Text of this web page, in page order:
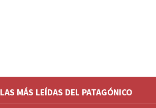
LAS MÁS LEÍDAS DEL PATAGÓNICO